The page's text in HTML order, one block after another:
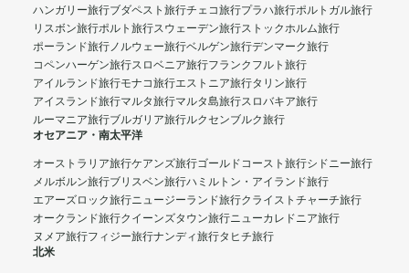
ハンガリー旅行ブダペスト旅行チェコ旅行プラハ旅行ポルトガル旅行
リスボン旅行ポルト旅行スウェーデン旅行ストックホルム旅行
ポーランド旅行ノルウェー旅行ベルゲン旅行デンマーク旅行
コペンハーゲン旅行スロベニア旅行フランクフルト旅行
アイルランド旅行モナコ旅行エストニア旅行タリン旅行
アイスランド旅行マルタ旅行マルタ島旅行スロバキア旅行
ルーマニア旅行ブルガリア旅行ルクセンブルク旅行
オセアニア・南太平洋
オーストラリア旅行ケアンズ旅行ゴールドコースト旅行シドニー旅行
メルボルン旅行ブリスベン旅行ハミルトン・アイランド旅行
エアーズロック旅行ニュージーランド旅行クライストチャーチ旅行
オークランド旅行クイーンズタウン旅行ニューカレドニア旅行
ヌメア旅行フィジー旅行ナンディ旅行タヒチ旅行
北米